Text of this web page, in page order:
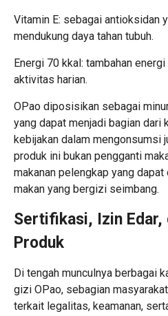
Vitamin E: sebagai antioksidan
mendukung daya tahan tubuh.
Energi 70 kkal: tambahan
aktivitas harian.
OPao diposisikan sebagai
yang dapat menjadi bagian dari
kebijakan dalam mengonsumsi
produk ini bukan pengganti
makanan pelengkap yang
makan yang bergizi seimbang.
Sertifikasi, Izin Edar,
Produk
Di tengah munculnya berbagai
gizi OPao, sebagian
terkait legalitas, keamanan,